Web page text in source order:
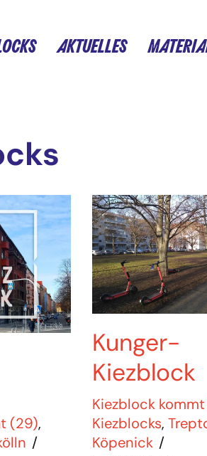
AKTUELLES
(29),
Kunger-
Kiezblock
Kiezblock
Kiezblocks,
Köpenick